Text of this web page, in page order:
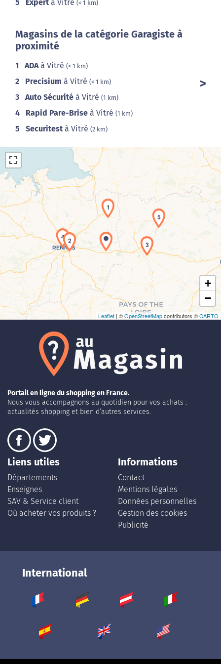
5 Expert à Vitré (< 1 km)
Magasins de la catégorie Garagiste à
proximité
1 ADAà Vitré (< 1 km)
2 Precisium à Vitré (< 1 km)
3 Auto Sécurité à Vitré (1 km)
4 Rapid Pare-Brise à Vitré (1 km)
5 Securitest à Vitré (2 km)
Chargement de la carte en cours...
1
2 3
4
5
+
−
Leaflet | ©OpenStreetMapcontributors ©CARTO
Portail en ligne du shopping en France.
Nous vous accompagnons au quotidien pour vos achats :
actualités shopping et bien d’autres services.
Liens utiles
Départements
Enseignes
SAV & Service client
Où acheter vos produits ?
Informations
Contact
Mentions légales
Données personnelles
Gestion des cookies
Publicité
International